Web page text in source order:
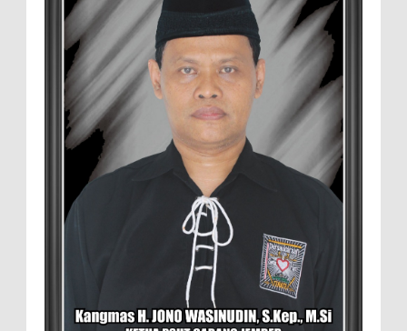
MEMOPOS.co.id, Jember - Trend pertanian urban saat ini
menjadi pilihan generasi muda untuk ...
Sambut penilaian Akreditasi
RSD.dr.Soebandi Bagikan Sembako Kepada
Warga Sekitar
Suasana ceriah terlihat di raut keluarga
besar RSD.dr.Soebandi Jember saat melakukan kegiatan
rutin senam pagi, setelah senam dilanjutkan pe...
Pemilik Lahan Safi'i Dilaporkan Pencurian
dan Pengrusakan
Didampingi Kuasa Hukum Safi'i Datangi
Polres Jember MEMOPOS.vo.id, Jember -
Safi'i (76) warga Kreyongan, Kelurahan Patrang,